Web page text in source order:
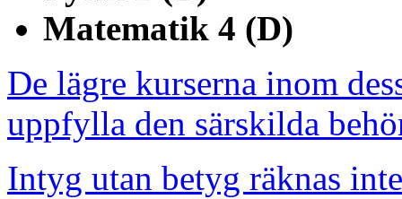
Matematik 4 (D)
De lägre kurserna inom
uppfylla den särskilda
Intyg utan betyg räknas